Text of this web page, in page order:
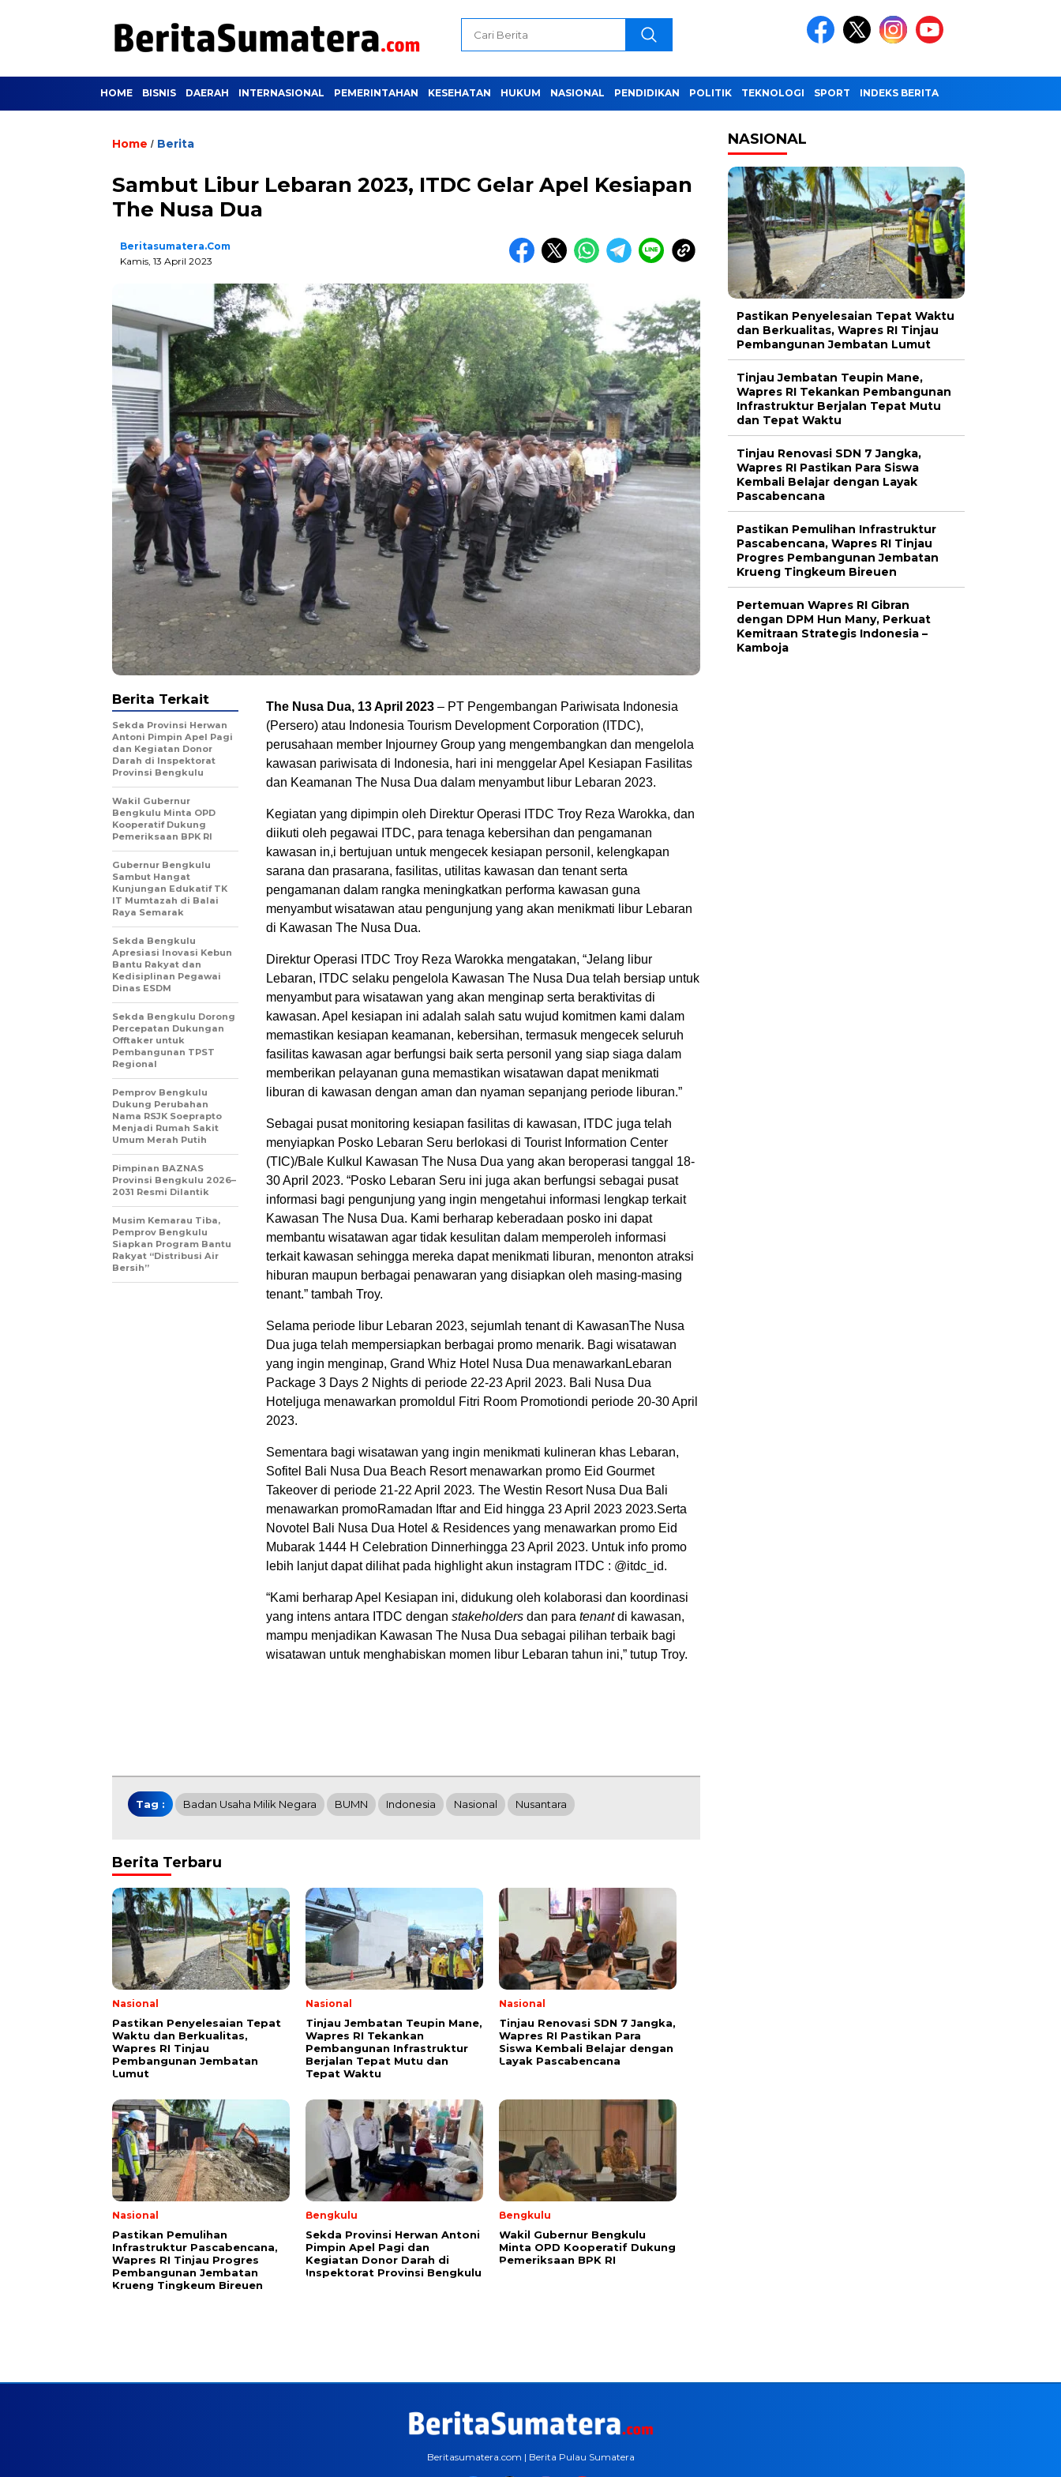
HOME BISNIS DAERAH INTERNASIONAL PEMERINTAHAN KESEHATAN HUKUM NASIONAL PENDIDIKAN POLITIK TEKNOLOGI SPORT INDEKS BERITA
Home / Berita
Sambut Libur Lebaran 2023, ITDC Gelar Apel Kesiapan
The Nusa Dua
Beritasumatera.com
Kamis, 13 April 2023
The Nusa Dua, 13 April 2023 – PT Pengembangan Pariwisata Indonesia
(Persero) atau Indonesia Tourism Development Corporation (ITDC),
perusahaan member Injourney Group yang mengembangkan dan mengelola
kawasan pariwisata di Indonesia, hari ini menggelar Apel Kesiapan Fasilitas
dan Keamanan The Nusa Dua dalam menyambut libur Lebaran 2023.
Kegiatan yang dipimpin oleh Direktur Operasi ITDC Troy Reza Warokka, dan
diikuti oleh pegawai ITDC, para tenaga kebersihan dan pengamanan
kawasan in,i bertujuan untuk mengecek kesiapan personil, kelengkapan
sarana dan prasarana, fasilitas, utilitas kawasan dan tenant serta
pengamanan dalam rangka meningkatkan performa kawasan guna
menyambut wisatawan atau pengunjung yang akan menikmati libur Lebaran
di Kawasan The Nusa Dua.
Direktur Operasi ITDC Troy Reza Warokka mengatakan, “Jelang libur
Lebaran, ITDC selaku pengelola Kawasan The Nusa Dua telah bersiap untuk
menyambut para wisatawan yang akan menginap serta beraktivitas di
kawasan. Apel kesiapan ini adalah salah satu wujud komitmen kami dalam
memastikan kesiapan keamanan, kebersihan, termasuk mengecek seluruh
fasilitas kawasan agar berfungsi baik serta personil yang siap siaga dalam
memberikan pelayanan guna memastikan wisatawan dapat menikmati
liburan di kawasan dengan aman dan nyaman sepanjang periode liburan.”
Sebagai pusat monitoring kesiapan fasilitas di kawasan, ITDC juga telah
menyiapkan Posko Lebaran Seru berlokasi di Tourist Information Center
(TIC)/Bale Kulkul Kawasan The Nusa Dua yang akan beroperasi tanggal 18-
30 April 2023. “Posko Lebaran Seru ini juga akan berfungsi sebagai pusat
informasi bagi pengunjung yang ingin mengetahui informasi lengkap terkait
Kawasan The Nusa Dua. Kami berharap keberadaan posko ini dapat
membantu wisatawan agar tidak kesulitan dalam memperoleh informasi
terkait kawasan sehingga mereka dapat menikmati liburan, menonton atraksi
hiburan maupun berbagai penawaran yang disiapkan oleh masing-masing
tenant.” tambah Troy.
Selama periode libur Lebaran 2023, sejumlah tenant di KawasanThe Nusa
Dua juga telah mempersiapkan berbagai promo menarik. Bagi wisatawan
yang ingin menginap, Grand Whiz Hotel Nusa Dua menawarkanLebaran
Package 3 Days 2 Nights di periode 22-23 April 2023. Bali Nusa Dua
Hoteljuga menawarkan promoIdul Fitri Room Promotiondi periode 20-30 April
2023.
Sementara bagi wisatawan yang ingin menikmati kulineran khas Lebaran,
Sofitel Bali Nusa Dua Beach Resort menawarkan promo Eid Gourmet
Takeover di periode 21-22 April 2023. The Westin Resort Nusa Dua Bali
menawarkan promoRamadan Iftar and Eid hingga 23 April 2023 2023.Serta
Novotel Bali Nusa Dua Hotel & Residences yang menawarkan promo Eid
Mubarak 1444 H Celebration Dinnerhingga 23 April 2023. Untuk info promo
lebih lanjut dapat dilihat pada highlight akun instagram ITDC : @itdc_id.
“Kami berharap Apel Kesiapan ini, didukung oleh kolaborasi dan koordinasi
yang intens antara ITDC dengan stakeholders dan para tenantdi kawasan,
mampu menjadikan Kawasan The Nusa Dua sebagai pilihan terbaik bagi
wisatawan untuk menghabiskan momen libur Lebaran tahun ini,” tutup Troy.
Berita Terkait
Sekda Provinsi Herwan
Antoni Pimpin Apel Pagi
dan Kegiatan Donor
Darah di Inspektorat
Provinsi Bengkulu
Wakil Gubernur
Bengkulu Minta OPD
Kooperatif Dukung
Pemeriksaan BPK RI
Gubernur Bengkulu
Sambut Hangat
Kunjungan Edukatif TK
IT Mumtazah di Balai
Raya Semarak
Sekda Bengkulu
Apresiasi Inovasi Kebun
Bantu Rakyat dan
Kedisiplinan Pegawai
Dinas ESDM
Sekda Bengkulu Dorong
Percepatan Dukungan
Offtaker untuk
Pembangunan TPST
Regional
Pemprov Bengkulu
Dukung Perubahan
Nama RSJK Soeprapto
Menjadi Rumah Sakit
Umum Merah Putih
Pimpinan BAZNAS
Provinsi Bengkulu 2026–
2031 Resmi Dilantik
Musim Kemarau Tiba,
Pemprov Bengkulu
Siapkan Program Bantu
Rakyat “Distribusi Air
Bersih”
Tag : Badan Usaha Milik Negara BUMN Indonesia Nasional Nusantara
Berita Terbaru
Nasional
Pastikan Penyelesaian Tepat
Waktu dan Berkualitas,
Wapres RI Tinjau
Pembangunan Jembatan
Lumut
Nasional
Tinjau Jembatan Teupin Mane,
Wapres RI Tekankan
Pembangunan Infrastruktur
Berjalan Tepat Mutu dan
Tepat Waktu
Nasional
Tinjau Renovasi SDN 7 Jangka,
Wapres RI Pastikan Para
Siswa Kembali Belajar dengan
Layak Pascabencana
Nasional
Pastikan Pemulihan
Infrastruktur Pascabencana,
Wapres RI Tinjau Progres
Pembangunan Jembatan
Krueng Tingkeum Bireuen
Bengkulu
Sekda Provinsi Herwan Antoni
Pimpin Apel Pagi dan
Kegiatan Donor Darah di
Inspektorat Provinsi Bengkulu
Bengkulu
Wakil Gubernur Bengkulu
Minta OPD Kooperatif Dukung
Pemeriksaan BPK RI
NASIONAL
Pastikan Penyelesaian Tepat Waktu
dan Berkualitas, Wapres RI Tinjau
Pembangunan Jembatan Lumut
Tinjau Jembatan Teupin Mane,
Wapres RI Tekankan Pembangunan
Infrastruktur Berjalan Tepat Mutu
dan Tepat Waktu
Tinjau Renovasi SDN 7 Jangka,
Wapres RI Pastikan Para Siswa
Kembali Belajar dengan Layak
Pascabencana
Pastikan Pemulihan Infrastruktur
Pascabencana, Wapres RI Tinjau
Progres Pembangunan Jembatan
Krueng Tingkeum Bireuen
Pertemuan Wapres RI Gibran
dengan DPM Hun Many, Perkuat
Kemitraan Strategis Indonesia –
Kamboja
Beritasumatera.com | Berita Pulau Sumatera